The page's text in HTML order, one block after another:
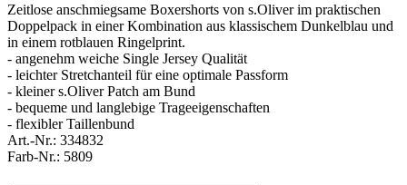
Zeitlose anschmiegsame Boxershorts von s.Oliver im praktischen
Doppelpack in einer Kombination aus klassischem Dunkelblau und
in einem rotblauen Ringelprint.
- angenehm weiche Single Jersey Qualität
- leichter Stretchanteil für eine optimale Passform
- kleiner s.Oliver Patch am Bund
- bequeme und langlebige Trageeigenschaften
- flexibler Taillenbund
Art.-Nr.: 334832
Farb-Nr.: 5809